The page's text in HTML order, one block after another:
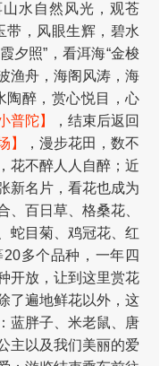
山水自然风光，观苍
带，风眼生辉，碧水
夕照”，看洱海“金梭
渔舟，海阁风涛，海
陶醉，赏心悦目，心
普陀】
，结束后返回
】
，漫步花田，数不
花不醉人人自醉；近
新名片，看花也成为
、百日草、格桑花、
蛇目菊、鸡冠花、红
多个品种，一年四
开放，让到这里赏花
了遍地鲜花以外，这
蓝胖子、米老鼠、唐
主以及我们美丽的爱